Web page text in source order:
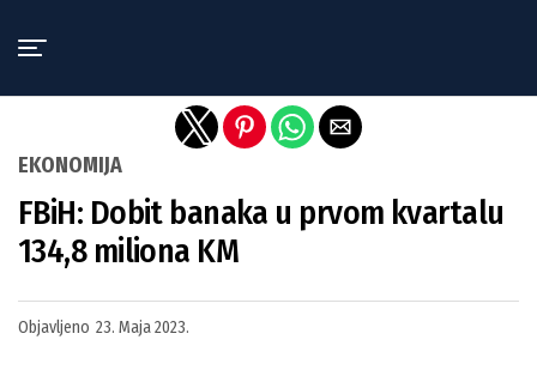
EKONOMIJA
FBiH: Dobit banaka u prvom kvartalu
134,8 miliona KM
Objavljeno 23. Maja 2023.